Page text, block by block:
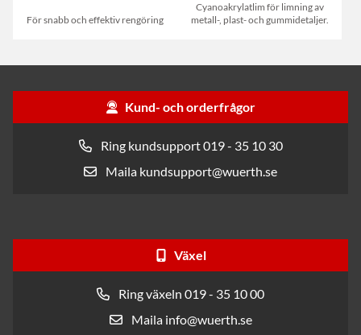
För snabb och effektiv rengöring
Cyanoakrylatlim för limning av
metall-, plast- och gummidetaljer.
Kund- och orderfrågor
Ring kundsupport 019 - 35 10 30
Maila kundsupport@wuerth.se
Växel
Ring växeln 019 - 35 10 00
Maila info@wuerth.se